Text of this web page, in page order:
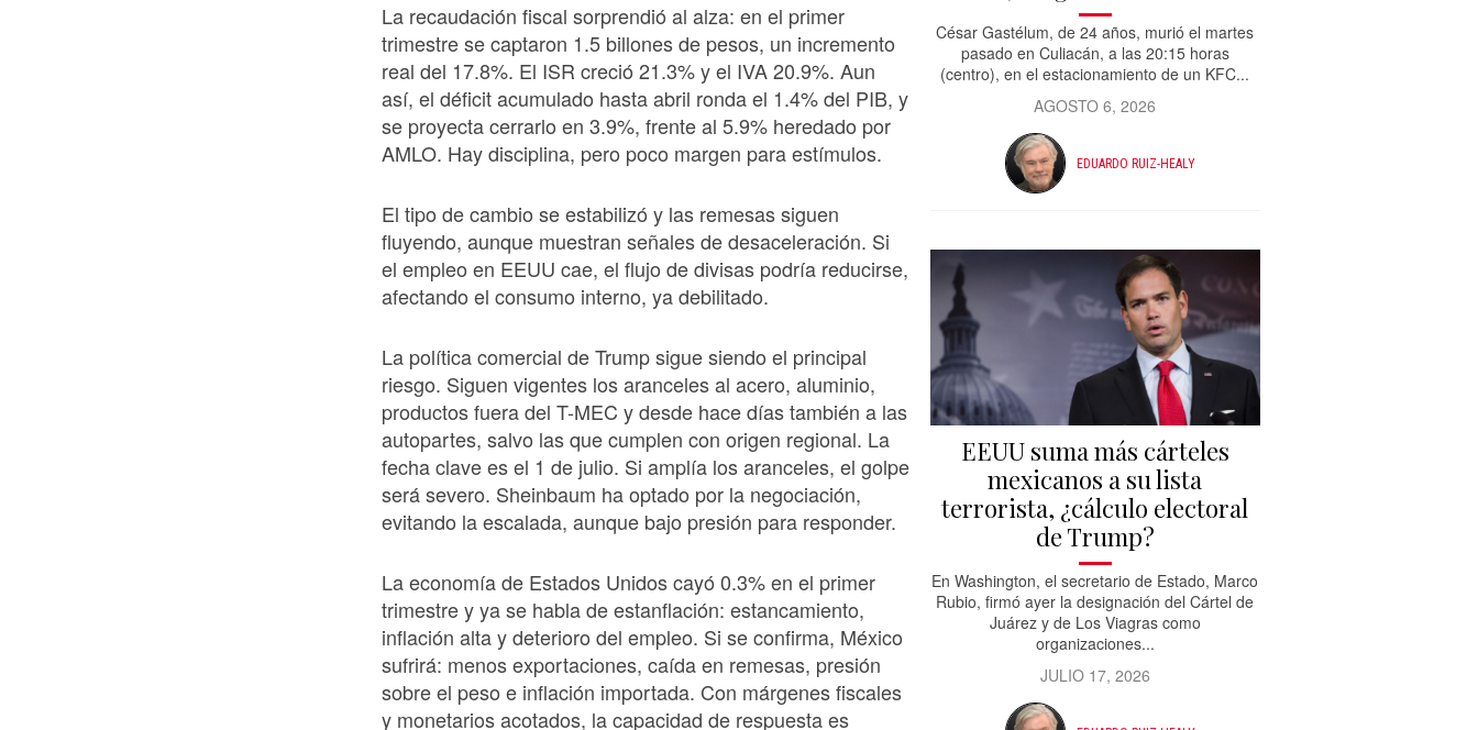
La recaudación fiscal sorprendió al alza: en el primer
trimestre se captaron 1.5 billones de pesos, un incremento
real del 17.8%. El ISR creció 21.3% y el IVA 20.9%. Aun
así, el déficit acumulado hasta abril ronda el 1.4% del PIB, y
se proyecta cerrarlo en 3.9%, frente al 5.9% heredado por
AMLO. Hay disciplina, pero poco margen para estímulos.
El tipo de cambio se estabilizó y las remesas siguen
fluyendo, aunque muestran señales de desaceleración. Si
el empleo en EEUU cae, el flujo de divisas podría reducirse,
afectando el consumo interno, ya debilitado.
La política comercial de Trump sigue siendo el principal
riesgo. Siguen vigentes los aranceles al acero, aluminio,
productos fuera del T-MEC y desde hace días también a las
autopartes, salvo las que cumplen con origen regional. La
fecha clave es el 1 de julio. Si amplía los aranceles, el golpe
será severo. Sheinbaum ha optado por la negociación,
evitando la escalada, aunque bajo presión para responder.
La economía de Estados Unidos cayó 0.3% en el primer
trimestre y ya se habla de estanflación: estancamiento,
inflación alta y deterioro del empleo. Si se confirma, México
sufrirá: menos exportaciones, caída en remesas, presión
sobre el peso e inflación importada. Con márgenes fiscales
y monetarios acotados, la capacidad de respuesta es
César Gastélum, de 24 años, murió el martes
pasado en Culiacán, a las 20:15 horas
(centro), en el estacionamiento de un KFC...
AGOSTO 6, 2026
EDUARDO RUIZ-HEALY
EEUU suma más cárteles
mexicanos a su lista
terrorista, ¿cálculo electoral
de Trump?
En Washington, el secretario de Estado, Marco
Rubio, firmó ayer la designación del Cártel de
Juárez y de Los Viagras como
organizaciones...
JULIO 17, 2026